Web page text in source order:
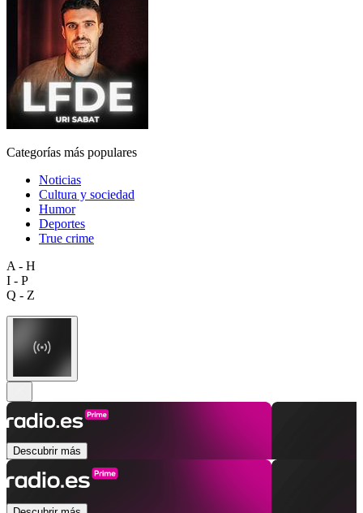
Categorías más populares
Noticias
Cultura y sociedad
Humor
Deportes
True crime
A - H
I - P
Q - Z
Descubrir más